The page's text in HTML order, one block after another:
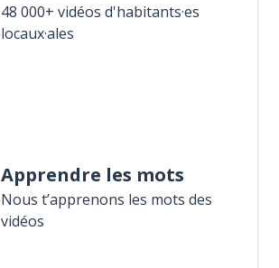
48 000+ vidéos d'habitants·es
locaux·ales
Apprendre les mots
Nous t’apprenons les mots des
vidéos